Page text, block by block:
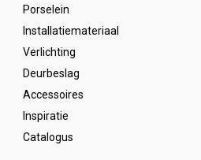
Porselein
Installatiemateriaal
Verlichting
Deurbeslag
Accessoires
Inspiratie
Catalogus